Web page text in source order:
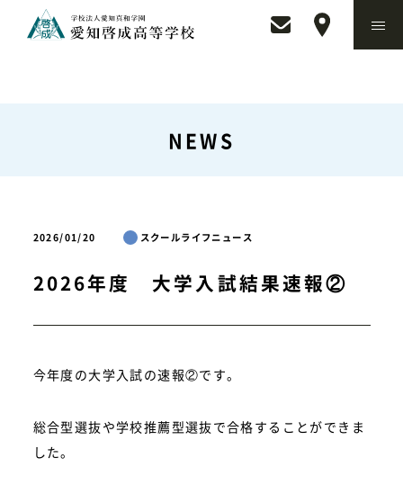
NEWS
2026/01/20 スクールライフニュース
2026年度 大学入試結果速報②
今年度の大学入試の速報②です。
総合型選抜や学校推薦型選抜で合格することができま
した。